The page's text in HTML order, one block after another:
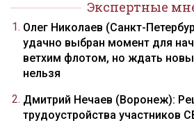
Экспертные
Олег Николаев (Санкт-
удачно выбран момент для
ветхим флотом, но ждать
нельзя
Дмитрий Нечаев (Воронеж):
трудоустройства участников